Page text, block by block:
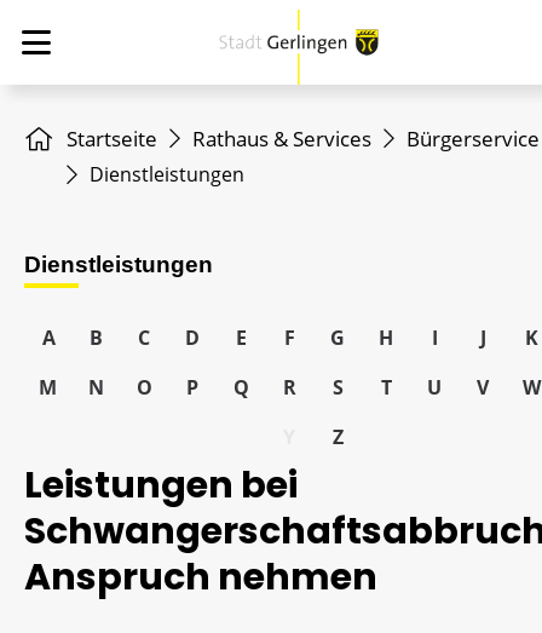
Startseite Rathaus & Services Bürgerservice
Dienstleistungen
Dienstleistungen
A B C D E F G H I J
K
M
N O P Q R S T U V
W
Z
Leistungen bei
Anspruch nehmen